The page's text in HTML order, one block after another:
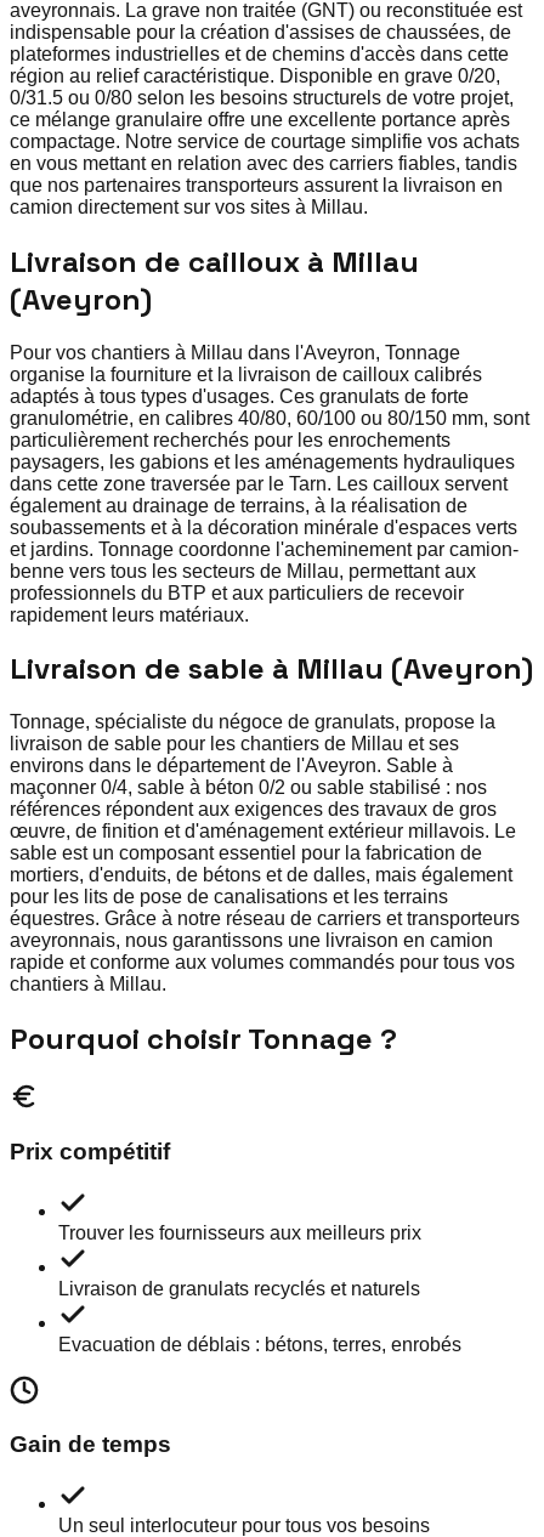
aveyronnais. La grave non traitée (GNT) ou reconstituée est
indispensable pour la création d'assises de chaussées, de
plateformes industrielles et de chemins d'accès dans cette
région au relief caractéristique. Disponible en grave 0/20,
0/31.5 ou 0/80 selon les besoins structurels de votre projet,
ce mélange granulaire offre une excellente portance après
compactage. Notre service de courtage simplifie vos achats
en vous mettant en relation avec des carriers fiables, tandis
que nos partenaires transporteurs assurent la livraison en
camion directement sur vos sites à Millau.
Livraison de cailloux à Millau
(Aveyron)
Pour vos chantiers à Millau dans l'Aveyron, Tonnage
organise la fourniture et la livraison de cailloux calibrés
adaptés à tous types d'usages. Ces granulats de forte
granulométrie, en calibres 40/80, 60/100 ou 80/150 mm, sont
particulièrement recherchés pour les enrochements
paysagers, les gabions et les aménagements hydrauliques
dans cette zone traversée par le Tarn. Les cailloux servent
également au drainage de terrains, à la réalisation de
soubassements et à la décoration minérale d'espaces verts
et jardins. Tonnage coordonne l'acheminement par camion-
benne vers tous les secteurs de Millau, permettant aux
professionnels du BTP et aux particuliers de recevoir
rapidement leurs matériaux.
Livraison de sable à Millau (Aveyron)
Tonnage, spécialiste du négoce de granulats, propose la
livraison de sable pour les chantiers de Millau et ses
environs dans le département de l'Aveyron. Sable à
maçonner 0/4, sable à béton 0/2 ou sable stabilisé : nos
références répondent aux exigences des travaux de gros
œuvre, de finition et d'aménagement extérieur millavois. Le
sable est un composant essentiel pour la fabrication de
mortiers, d'enduits, de bétons et de dalles, mais également
pour les lits de pose de canalisations et les terrains
équestres. Grâce à notre réseau de carriers et transporteurs
aveyronnais, nous garantissons une livraison en camion
rapide et conforme aux volumes commandés pour tous vos
chantiers à Millau.
Pourquoi choisir Tonnage ?
Prix compétitif
Trouver les fournisseurs aux meilleurs prix
Livraison de granulats recyclés et naturels
Evacuation de déblais : bétons, terres, enrobés
Gain de temps
Un seul interlocuteur pour tous vos besoins